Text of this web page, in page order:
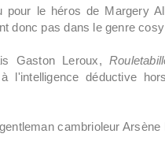
le héros de Margery
donc pas dans le genre
Gaston Leroux,
l'intelligence déductive
cambrioleur Arsène